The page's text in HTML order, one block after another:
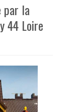
par la
44 Loire